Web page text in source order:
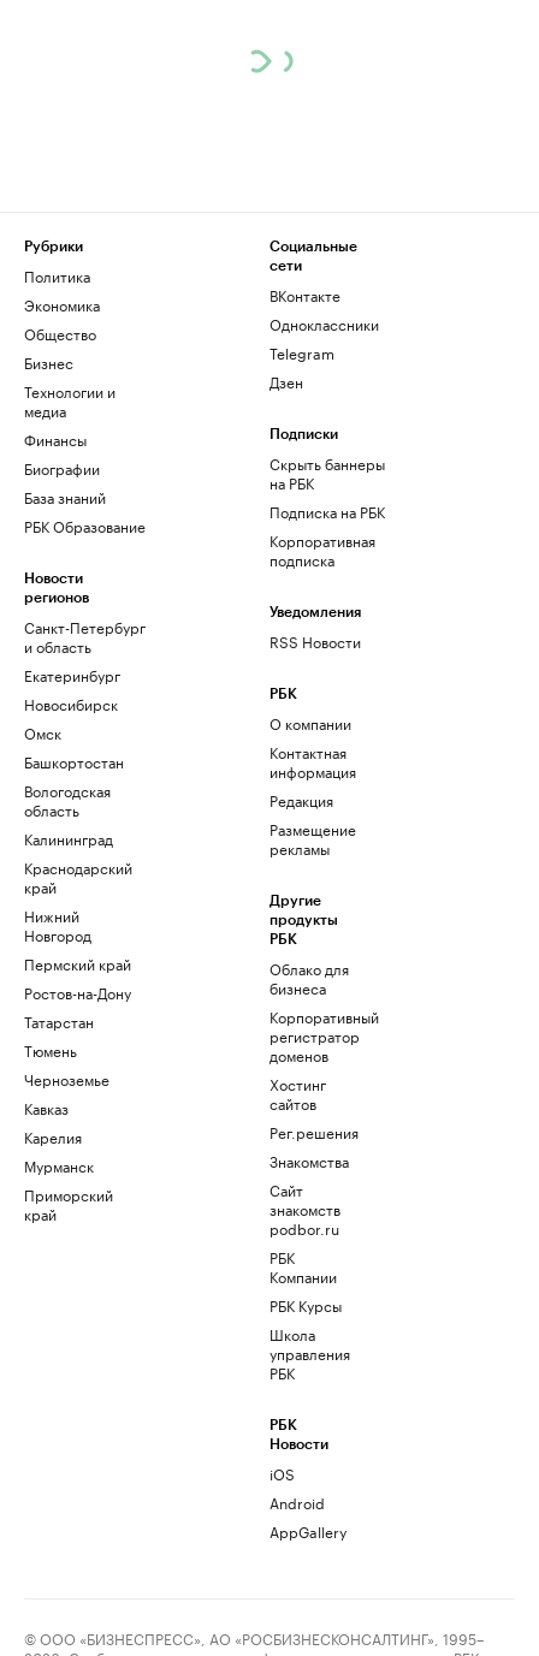
Рубрики
Политика
Экономика
Общество
Бизнес
Технологии и
медиа
Финансы
Биографии
База знаний
РБК Образование
Новости
регионов
Санкт-Петербург
и область
Екатеринбург
Новосибирск
Омск
Башкортостан
Вологодская
область
Калининград
Краснодарский
край
Нижний
Новгород
Пермский край
Ростов-на-Дону
Татарстан
Тюмень
Черноземье
Кавказ
Карелия
Мурманск
Приморский
край
Социальные
сети
ВКонтакте
Одноклассники
Telegram
Дзен
Подписки
Скрыть баннеры
на РБК
Подписка на РБК
Корпоративная
подписка
Уведомления
RSS Новости
РБК
О компании
Контактная
информация
Редакция
Размещение
рекламы
Другие
продукты
РБК
Облако для
бизнеса
Корпоративный
регистратор
доменов
Хостинг
сайтов
Рег.решения
Знакомства
Сайт
знакомств
podbor.ru
РБК
Компании
РБК Курсы
Школа
управления
РБК
РБК
Новости
iOS
Android
AppGallery
© ООО «БИЗНЕСПРЕСС», АО «РОСБИЗНЕСКОНСАЛТИНГ», 1995–